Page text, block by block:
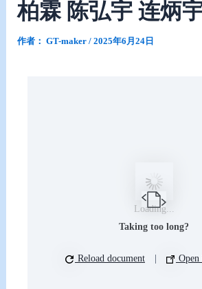
柏霖 陈弘宇 连炳
作者： GT-maker / 2025年6月24日
Loading...
Taking too long?
Reload document